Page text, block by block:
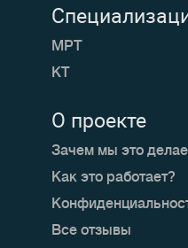
О проекте
Зачем мы это
Как это работает?
Все отзывы
МРТ
КТ